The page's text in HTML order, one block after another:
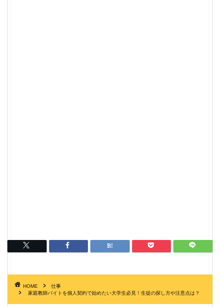
HOME
仕事
家庭教師バイトを個人契約で始めたい大学生必見！生徒の探し方や注意点は？